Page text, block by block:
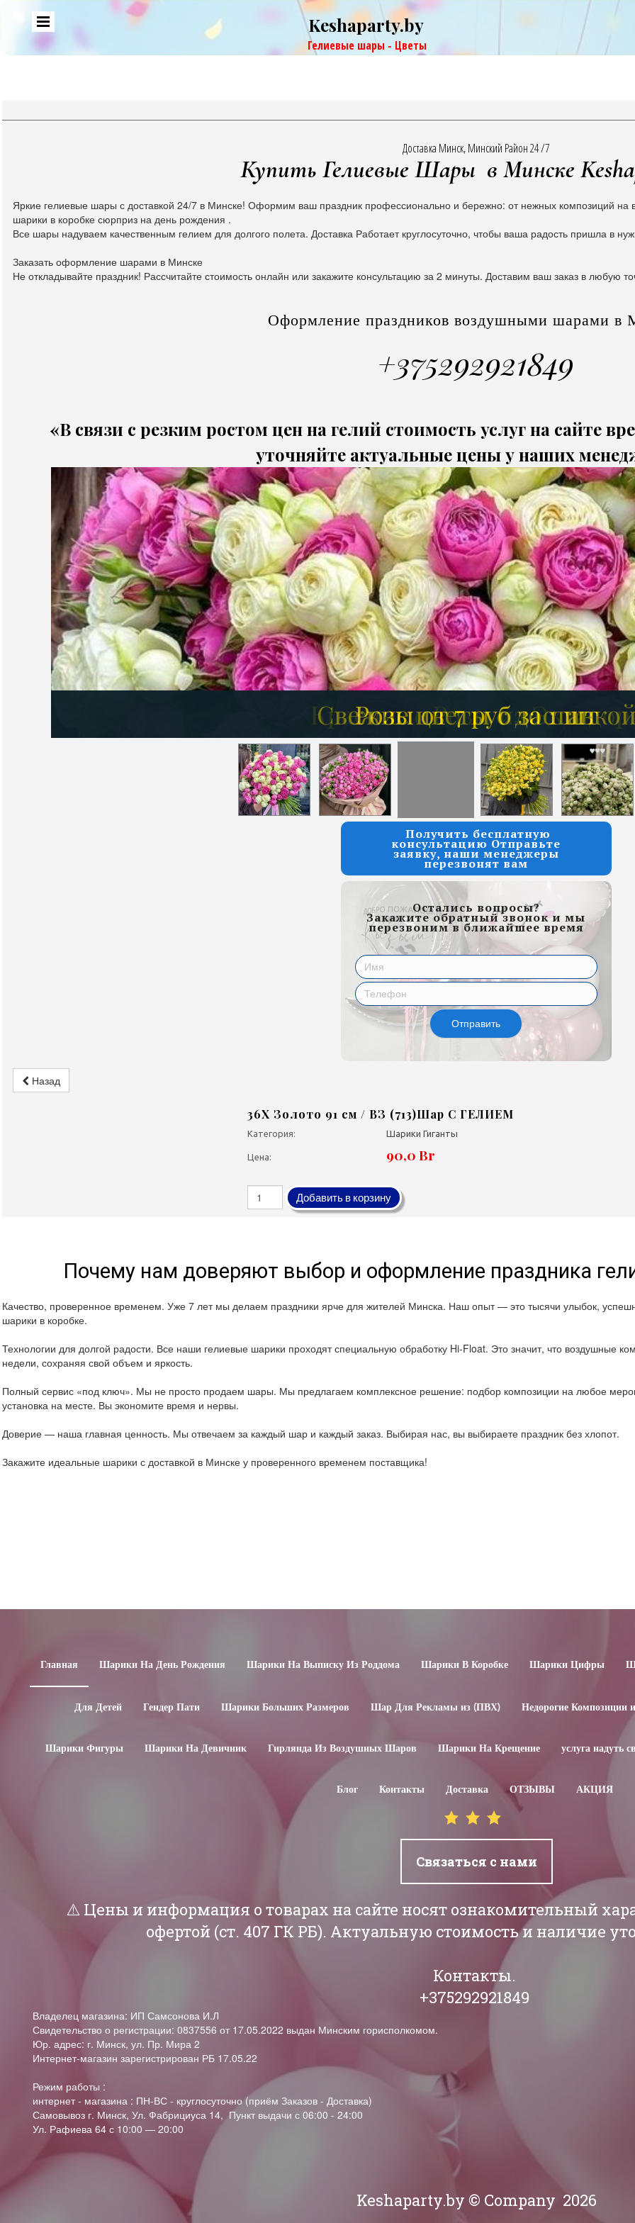
Keshaparty.by
Гелиевые шары - Цветы
Доставка Минск, Минский Район 24 /7
Купить Гелиевые Шары в Минске
Яркие гелиевые шары с доставкой 24/7 в Минске! Оформим ваш праздник профессионально и бережно: от нежных композиций на
шарики в коробке сюрприз на день рождения .
Все шары надуваем качественным гелием для долгого полета. Доставка Работает круглосуточно, чтобы ваша радость пришла в
Заказать оформление шарами в Минске
Не откладывайте праздник! Рассчитайте стоимость онлайн или закажите консультацию за 2 минуты. Доставим ваш заказ в любую
Оформление праздников воздушными шарами в
+375292921849
«В связи с резким ростом цен на гелий стоимость услуг на сайте
уточняйте актуальные цены у наших
Красивые Розы из
Свежие цветы с
Розы от 7 руб за 1 шт
Получить бесплатную
консультацию Отправьте
заявку, наши менеджеры
перезвонят вам
Остались вопросы?
Закажите обратный звонок и мы
перезвоним в ближайшее время
Отправить
Назад
36Х Золото 91 см / ВЗ (713)Шар С ГЕЛИЕМ
Категория: Шарики Гиганты
Цена: 90,0 Br
Добавить в корзину
Почему нам доверяют выбор и оформление праздника
Качество, проверенное временем. Уже 7 лет мы делаем праздники ярче для жителей Минска. Наш опыт — это тысячи улыбок,
шарики в коробке.
Технологии для долгой радости. Все наши гелиевые шарики проходят специальную обработку Hi-Float. Это значит, что воздушные
недели, сохраняя свой объем и яркость.
Полный сервис «под ключ». Мы не просто продаем шары. Мы предлагаем комплексное решение: подбор композиции на любое
установка на месте. Вы экономите время и нервы.
Доверие — наша главная ценность. Мы отвечаем за каждый шар и каждый заказ. Выбирая нас, вы выбираете праздник без хлопот.
Закажите идеальные шарики с доставкой в Минске у проверенного временем поставщика!
Главная Шарики На День Рождения Шарики На Выписку Из Роддома Шарики В Коробке Шарики Цифры
Для Детей Гендер Пати Шарики Больших Размеров Шар Для Рекламы из (ПВХ) Недорогие Композиции
Шарики Фигуры Шарики На Девичник Гирлянда Из Воздушных Шаров Шарики На Крещение услуга надуть
Блог Контакты Доставка ОТЗЫВЫ АКЦИЯ
Связаться с нами
⚠️ Цены и информация о товарах на сайте носят ознакомительный
офертой (ст. 407 ГК РБ). Актуальную стоимость и наличие
Контакты.
+375292921849
Владелец магазина: ИП Самсонова И.Л
Свидетельство о регистрации: 0837556 от 17.05.2022 выдан Минским горисполкомом.
Юр. адрес: г. Минск, ул. Пр. Мира 2
Интернет-магазин зарегистрирован РБ 17.05.22
Режим работы :
интернет - магазина : ПН-ВС - круглосуточно (приём Заказов - Доставка)
Самовывоз г. Минск, Ул. Фабрициуса 14, Пункт выдачи с 06:00 - 24:00
Ул. Рафиева 64 с 10:00 — 20:00
Keshaparty.by © Company 2026